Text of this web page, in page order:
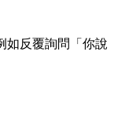
如反覆詢問「你說